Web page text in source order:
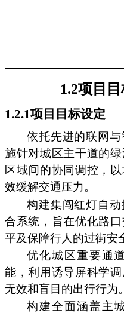
1.2项目
1.2.1项目目标设定
依托先进的联网
施针对城区主干道的
区域间的协同调控，
效缓解交通压力。
构建集闯红灯自
合系统，旨在优化路
平及保障行人的过街安
优化城区重要通
能，利用诱导屏科学
无效和盲目的出行行为。
构建全面涵盖主